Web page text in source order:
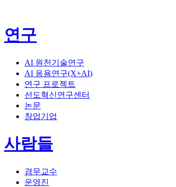
연구
AI 원천기술연구
AI 응용연구(X+AI)
연구 프로젝트
선도혁신연구센터
논문
창업기업
사람들
겸무교수
운영진